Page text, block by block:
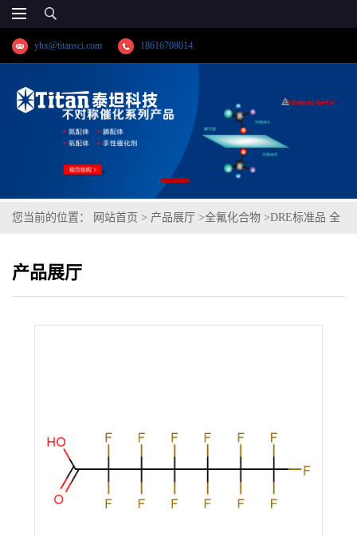
yhx@titansci.com 18616708014
您当前的位置： 网站首页 > 产品展厅 >全氟化合物 >DRE标准品 全
货供应）
产品展厅